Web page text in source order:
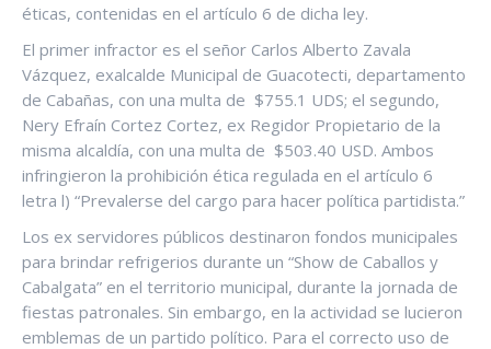
éticas, contenidas en el artículo 6 de dicha ley.
El primer infractor es el señor Carlos Alberto Zavala
Vázquez, exalcalde Municipal de Guacotecti, departamento
de Cabañas, con una multa de $755.1 UDS; el segundo,
Nery Efraín Cortez Cortez, ex Regidor Propietario de la
misma alcaldía, con una multa de $503.40 USD. Ambos
infringieron la prohibición ética regulada en el artículo 6
letra l) “Prevalerse del cargo para hacer política partidista.”
Los ex servidores públicos destinaron fondos municipales
para brindar refrigerios durante un “Show de Caballos y
Cabalgata” en el territorio municipal, durante la jornada de
fiestas patronales. Sin embargo, en la actividad se lucieron
emblemas de un partido político. Para el correcto uso de